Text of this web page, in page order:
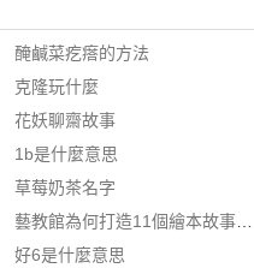
醃鹹菜疙瘩的方法
克隆玩什麼
花妖聊齋故事
1b是什麼意思
草莓奶茶名字
藝教館為何打造11個繪本故事屋?
好6是什麼意思